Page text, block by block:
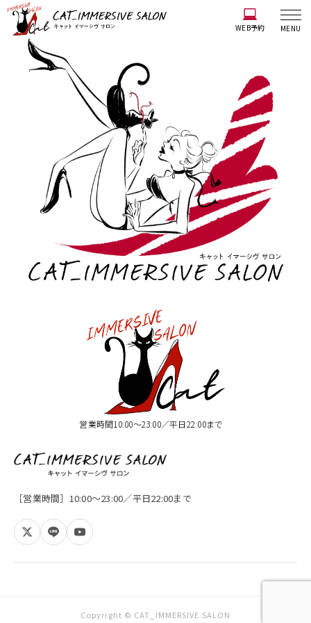
WEB予約 MENU
営業時間10:00〜23:00／平日22:00まで
［営業時間］10:00〜23:00／平日22:00まで
Copyright © CAT_IMMERSIVE SALON